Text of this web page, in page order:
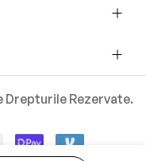
Drepturile Rezervate.